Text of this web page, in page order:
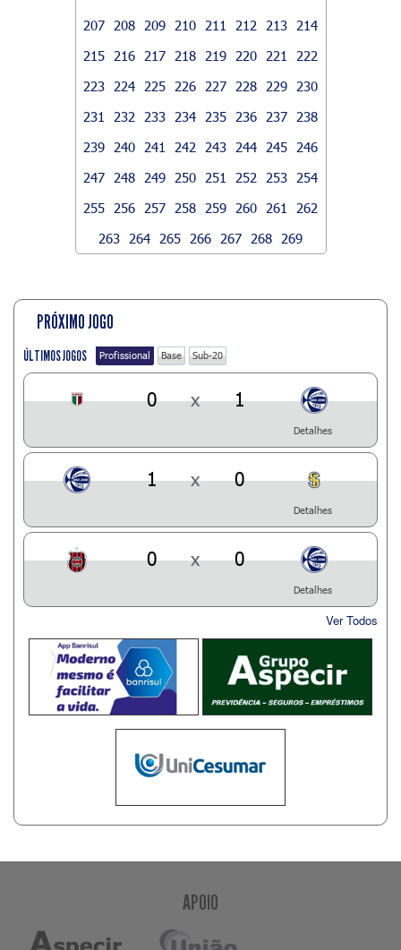
207
208 209 210 211 212 213
214
215
216 217 218 219 220 221
222
223
224 225 226 227 228 229
230
231
232 233 234 235 236 237
238
239
240 241 242 243 244 245
246
247
248 249 250 251 252 253
254
255
256 257 258 259 260 261
262
263
264 265 266 267 268 269
PRÓXIMO JOGO
ÚLTIMOS JOGOS Profissional Base Sub-20
0 x 1
Detalhes
1 x 0
Detalhes
0 x 0
Detalhes
Ver Todos
APOIO